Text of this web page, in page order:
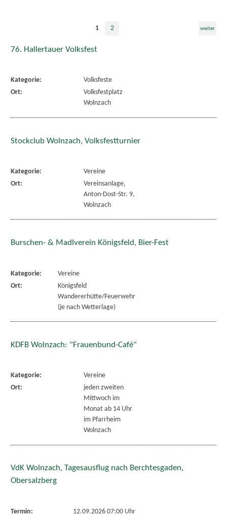
1 2 weiter
76. Hallertauer Volksfest
Kategorie:
Volksfeste
Ort:
Volksfestplatz
Wolnzach
Stockclub Wolnzach, Volksfestturnier
Kategorie:
Vereine
Ort:
Vereinsanlage,
Anton-Dost-Str. 9,
Wolnzach
Burschen- & Madlverein Königsfeld, Bier-Fest
Kategorie:
Vereine
Ort:
Königsfeld
Wandererhütte/Feuerwehr
(je nach Wetterlage)
KDFB Wolnzach: "Frauenbund-Café"
Kategorie:
Vereine
Ort:
jeden zweiten
Mittwoch im
Monat ab 14 Uhr
im Pfarrheim
Wolnzach
VdK Wolnzach, Tagesausflug nach Berchtesgaden,
Obersalzberg
Termin:
12.09.2026 07:00 Uhr